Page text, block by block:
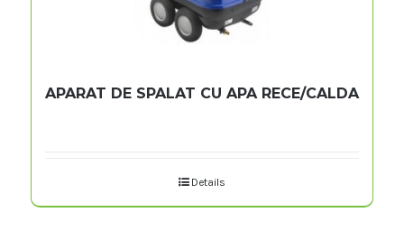
APARAT DE SPALAT CU APA RECE/CALDA
Details